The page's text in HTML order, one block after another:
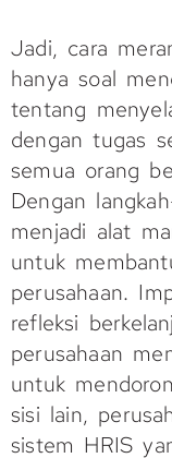
Jadi, cara
hanya soal
tentang
dengan tugas
semua orang
Dengan
menjadi alat
untuk
perusahaan.
refleksi
perusahaan
untuk
sisi lain,
sistem HRIS